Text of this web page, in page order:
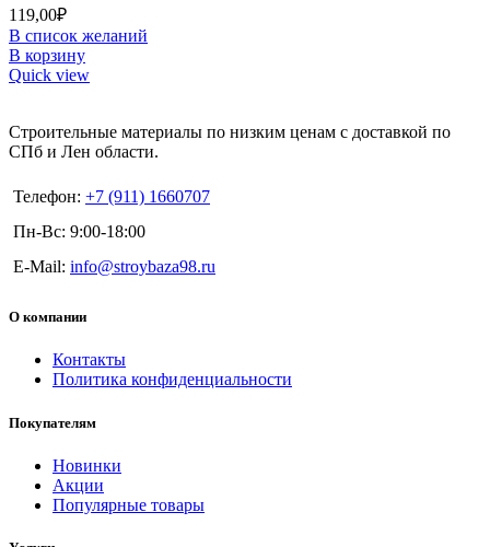
119,00₽
В список желаний
В корзину
Quick view
Строительные материалы по низким ценам с доставкой по
СПб и Лен области.
Телефон: +7 (911) 1660707
Пн-Вс: 9:00-18:00
E-Mail: info@stroybaza98.ru
О компании
Контакты
Политика конфиденциальности
Покупателям
Новинки
Акции
Популярные товары